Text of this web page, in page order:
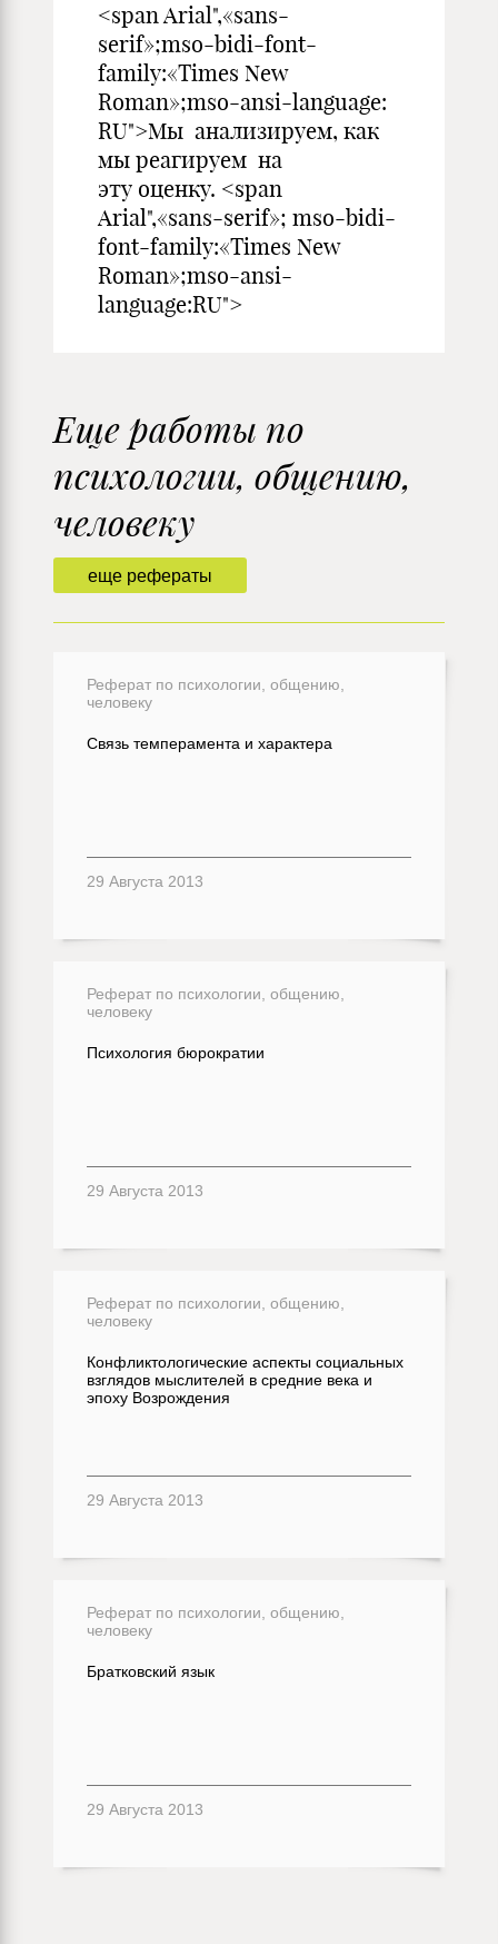
<span Arial",«sans-
serif»;mso-bidi-font-
family:«Times New
Roman»;mso-ansi-language:
RU">Мы анализируем, как
мы реагируем на
эту оценку. <span
Arial",«sans-serif»; mso-bidi-
font-family:«Times New
Roman»;mso-ansi-
language:RU">
еще рефераты
Еще работы по
психологии, общению,
человеку
Реферат по психологии, общению,
человеку
Связь темперамента и характера
29 Августа 2013
Реферат по психологии, общению,
человеку
Психология бюрократии
29 Августа 2013
Реферат по психологии, общению,
человеку
Конфликтологические аспекты социальных
взглядов мыслителей в средние века и
эпоху Возрождения
29 Августа 2013
Реферат по психологии, общению,
человеку
Братковский язык
29 Августа 2013